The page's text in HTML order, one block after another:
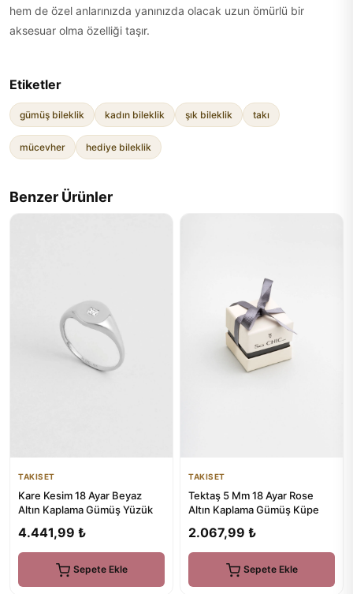
hem de özel anlarınızda yanınızda olacak uzun ömürlü bir
aksesuar olma özelliği taşır.
Etiketler
gümüş bileklik kadın bileklik şık bileklik takı
mücevher hediye bileklik
Benzer Ürünler
TAKISET
Kare Kesim 18 Ayar Beyaz
Altın Kaplama Gümüş Yüzük
4.441,99 ₺
Sepete Ekle
TAKISET
Tektaş 5 Mm 18 Ayar Rose
Altın Kaplama Gümüş Küpe
2.067,99 ₺
Sepete Ekle